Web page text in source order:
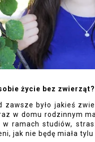
życie bez zwierząt?
zawsze było jakieś
w domu rodzinnym
ramach studiów,
jak nie będę miała